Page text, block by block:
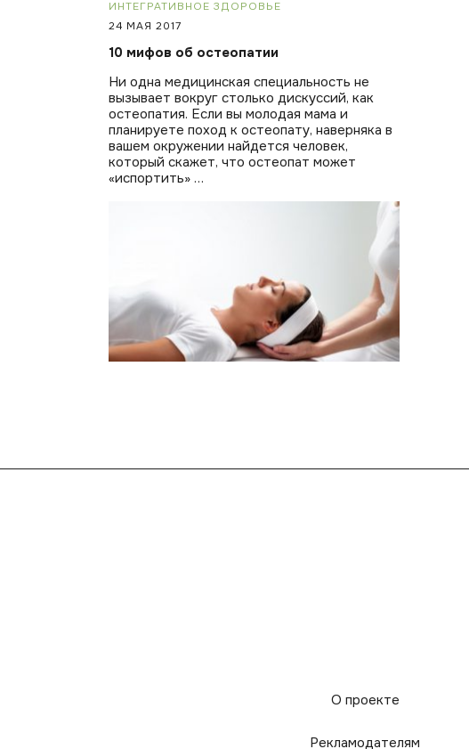
ИНТЕГРАТИВНОЕ ЗДОРОВЬЕ
24 МАЯ 2017
10 мифов об остеопатии
Ни одна медицинская специальность не
вызывает вокруг столько дискуссий, как
остеопатия. Если вы молодая мама и
планируете поход к остеопату, наверняка в
вашем окружении найдется человек,
который скажет, что остеопат может
«испортить» …
О проекте
Рекламодателям